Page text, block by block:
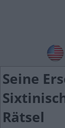
Seine
Rätsel